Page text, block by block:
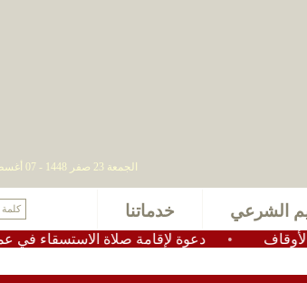
الجمعة 23 صفر 1448 - 07 أغسطس 2026 , آخر تحديث : 2025-11-24 15:28:49
الشرعي خدماتنا
دعوة لإقامة صلاة الاستسقاء في عموم •